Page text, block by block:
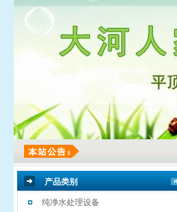
产品类别
纯净水处理设备